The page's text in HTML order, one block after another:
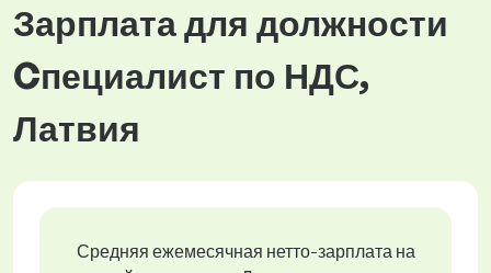
Зарплата для должности
Cпециалист по НДС,
Латвия
Средняя ежемесячная нетто-зарплата на